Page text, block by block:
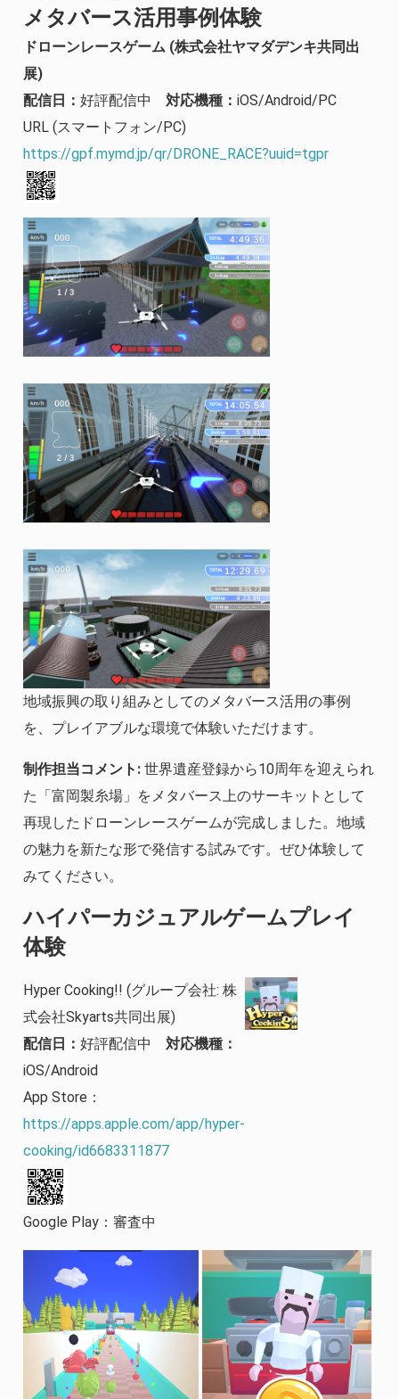
メタバース活用事例体験
ドローンレースゲーム (株式会社ヤマダデンキ共同出
展)
配信日： 好評配信中 対応機種： iOS/Android/PC
URL (スマートフォン/PC)
https://gpf.mymd.jp/qr/DRONE_RACE?uuid=tgpr
地域振興の取り組みとしてのメタバース活用の事例
を、プレイアブルな環境で体験いただけます。
制作担当コメント: 世界遺産登録から10周年を迎えられ
た「富岡製糸場」をメタバース上のサーキットとして
再現したドローンレースゲームが完成しました。地域
の魅力を新たな形で発信する試みです。ぜひ体験して
みてください。
ハイパーカジュアルゲームプレイ
体験
Hyper Cooking!! (グループ会社: 株
式会社Skyarts共同出展)
配信日： 好評配信中 対応機種：
iOS/Android
App Store：
https://apps.apple.com/app/hyper-
cooking/id6683311877
Google Play：審査中